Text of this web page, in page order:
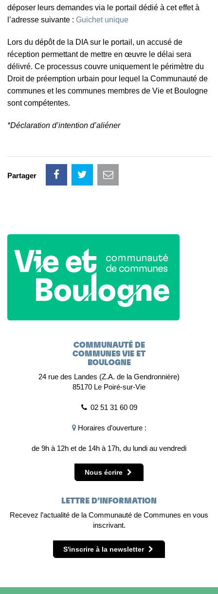
déposer leurs demandes via le portail dédié à cet effet à
l’adresse suivante : Guichet unique
Lors du dépôt de la DIA sur le portail, un accusé de
réception permettant de mettre en œuvre le délai sera
délivré. Ce processus couvre uniquement le périmètre du
Droit de préemption urbain pour lequel la Communauté de
communes et les communes membres de Vie et Boulogne
sont compétentes.
*Déclaration d’intention d’aliéner
Partager
COMMUNAUTÉ DE
COMMUNES VIE ET
BOULOGNE
24 rue des Landes (Z.A. de la Gendronnière)
85170 Le Poiré-sur-Vie
02 51 31 60 09
Horaires d’ouverture :
de 9h à 12h et de 14h à 17h, du lundi au vendredi
Nous écrire
LETTRE D’INFORMATION
Recevez l’actualité de la Communauté de Communes en vous
inscrivant.
S'inscrire à la newsletter